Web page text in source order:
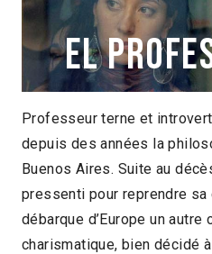
El
María Alche Benjamín
2023
2025 >
Professeur terne et
depuis des années la
Buenos Aires. Suite au
pressenti pour reprendre sa
débarque d’Europe un
charismatique, bien décidé